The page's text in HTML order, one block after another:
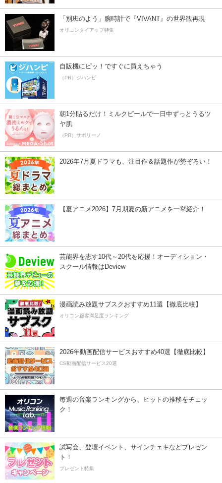
「別班のよう」腕時計で『VIVANT』の世界観再現
オリコンタイアップ特集
自販機にピッ！ですぐに買えちゃう
（PR）ジハンピ
朝1分貼るだけ！ミルクピールで一日中ずっとうるツ
ヤ肌
（PR）サボリーノ
2026年7月夏ドラマも、注目作＆話題作が勢ぞろい！
【夏アニメ2026】7月期夏の新アニメを一挙紹介！
芸能界を志す10代～20代を応援！オーディション・
スクール情報はDeview
漫画読み放題サブスクおすすめ11選【徹底比較】
オリコン顧客満足度ランキング
2026年動画配信サービスおすすめ40選【徹底比較】
CS動画配信サービス20選
毎週の音楽ランキングから、ヒットの推移をチェッ
ク！
試写会、登壇イベント、サインチェキなどプレゼン
ト！
プレゼント特集